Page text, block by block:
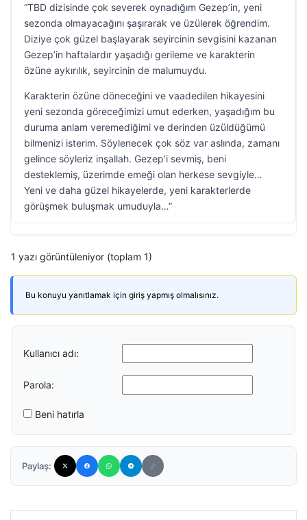
“TBD dizisinde çok severek oynadığım Gezep’in, yeni
sezonda olmayacağını şaşırarak ve üzülerek öğrendim.
Diziye çok güzel başlayarak seyircinin sevgisini kazanan
Gezep’in haftalardır yaşadığı gerileme ve karakterin
özüne aykırılık, seyircinin de malumuydu.
Karakterin özüne döneceğini ve vaadedilen hikayesini
yeni sezonda göreceğimizi umut ederken, yaşadığım bu
duruma anlam veremediğimi ve derinden üzüldüğümü
bilmenizi isterim. Söylenecek çok söz var aslında, zamanı
gelince söyleriz inşallah. Gezep’i sevmiş, beni
desteklemiş, üzerimde emeği olan herkese sevgiyle…
Yeni ve daha güzel hikayelerde, yeni karakterlerde
görüşmek buluşmak umuduyla…”
1 yazı görüntüleniyor (toplam 1)
Bu konuyu yanıtlamak için giriş yapmış olmalısınız.
Kullanıcı adı:
Parola:
Beni hatırla
Paylaş: